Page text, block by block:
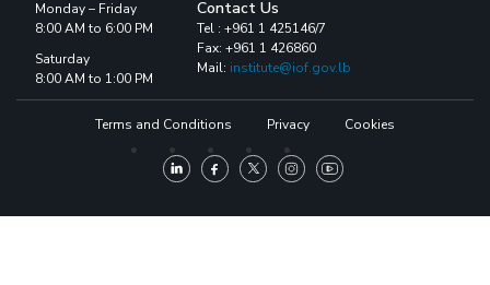
Monday – Friday
8:00 AM to 6:00 PM
Saturday
8:00 AM to 1:00 PM
Contact Us
Tel : +961 1 425146/7
Fax: +961 1 426860
Mail: institute@iof.gov.lb
Terms and Conditions Privacy Cookies